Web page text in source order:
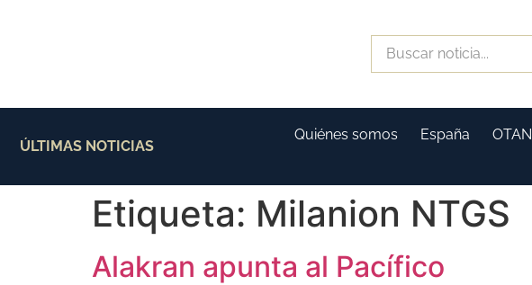
ÚLTIMAS NOTICIAS
Quiénes somos España OTAN
Etiqueta: Milanion NTGS
Alakran apunta al Pacífico